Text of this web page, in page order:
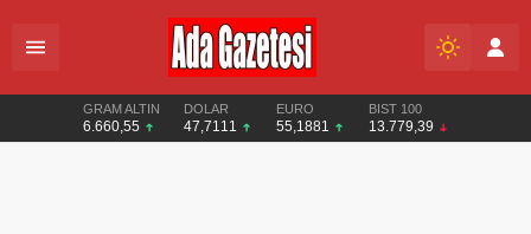
GRAM ALTIN
6.660,55
DOLAR
47,7111
EURO
55,1881
BIST 100
13.779,39